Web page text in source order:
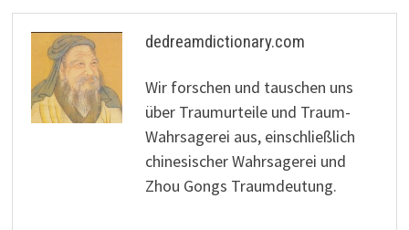
dedreamdictionary.com
Wir forschen und tauschen uns
über Traumurteile und Traum-
Wahrsagerei aus, einschließlich
chinesischer Wahrsagerei und
Zhou Gongs Traumdeutung.